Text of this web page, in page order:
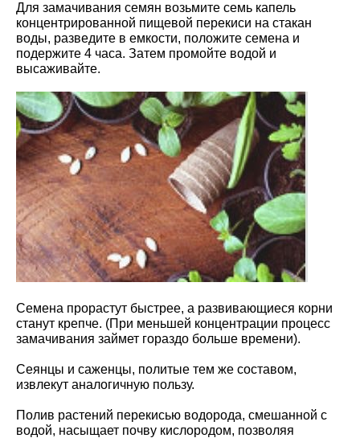
Для замачивания семян возьмите семь капель
концентрированной пищевой перекиси на стакан
воды, разведите в емкости, положите семена и
подержите 4 часа. Затем промойте водой и
высаживайте.
Семена прорастут быстрее, а развивающиеся корни
станут крепче. (При меньшей концентрации процесс
замачивания займет гораздо больше времени).
Сеянцы и саженцы, политые тем же составом,
извлекут аналогичную пользу.
Полив растений перекисью водорода, смешанной с
водой, насыщает почву кислородом, позволяя